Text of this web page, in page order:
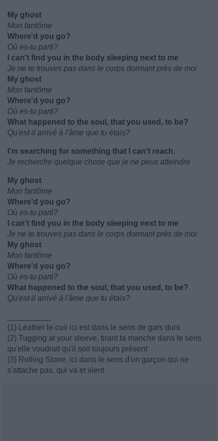
My ghost
Mon fantôme
Where'd you go?
Où es-tu parti?
I can't find you in the body sleeping next to me
Je ne te trouves pas dans le corps dormant près de moi
My ghost
Mon fantôme
Where'd you go?
Où es-tu parti?
What happened to the soul, that you used, to be?
Qu'est-il arrivé à l'âme que tu étais?
I'm searching for something that I can't reach.
Je recherche quelque chose que je ne peux atteindre
My ghost
Mon fantôme
Where'd you go?
Où es-tu parti?
I can't find you in the body sleeping next to me
Je ne te trouves pas dans le corps dormant près de moi
My ghost
Mon fantôme
Where'd you go?
Où es-tu parti?
What happened to the soul, that you used, to be?
Qu'est-il arrivé à l'âme que tu étais?
(1) Leather le cuir ici est dans le sens de gars durs
(2) Tugging at your sleeve, tirant ta manche dans le sens
qu'elle voudrait qu'il soit toujours présent
(3) Rolling Stone, ici dans le sens d'un garçon qui ne
s'attache pas, qui va et vient